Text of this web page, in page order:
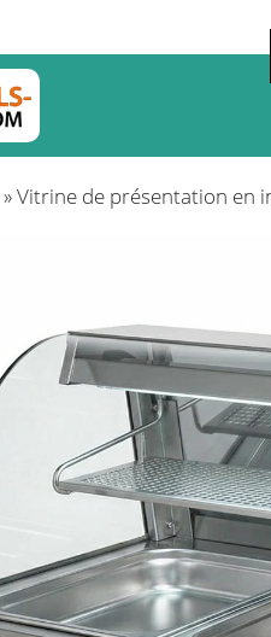
»Vitrine de présentation en